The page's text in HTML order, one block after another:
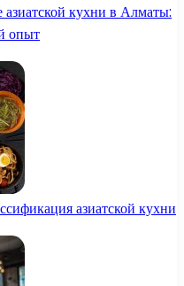
азиатской кухни в Алматы:
опыт
азиатской кухни